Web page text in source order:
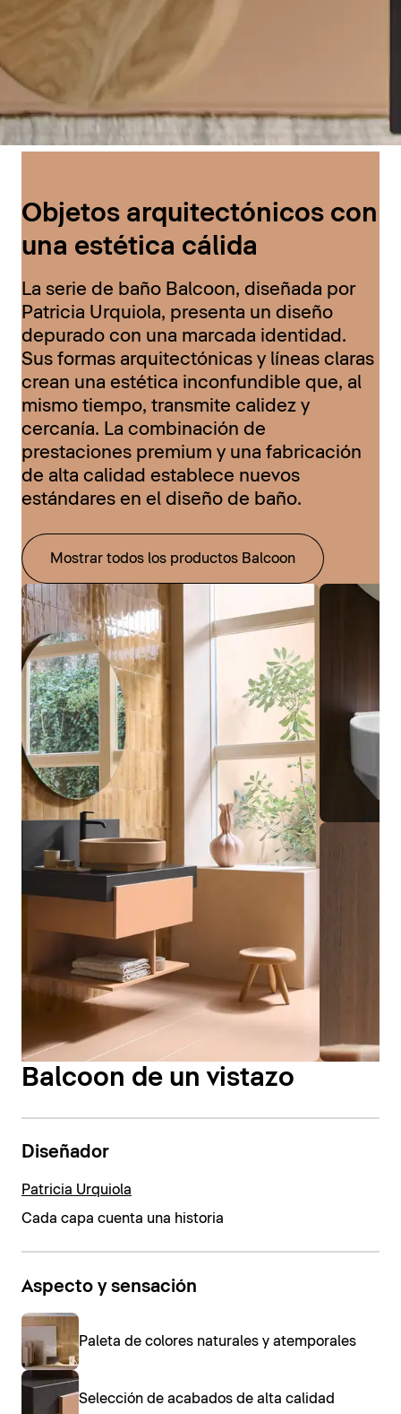
Objetos arquitectónicos con
una estética cálida
La serie de baño Balcoon, diseñada por
Patricia Urquiola, presenta un diseño
depurado con una marcada identidad.
Sus formas arquitectónicas y líneas claras
crean una estética inconfundible que, al
mismo tiempo, transmite calidez y
cercanía. La combinación de
prestaciones premium y una fabricación
de alta calidad establece nuevos
estándares en el diseño de baño.
Mostrar todos los productos Balcoon
Balcoon de un vistazo
Diseñador
Patricia Urquiola
Cada capa cuenta una historia
Aspecto y sensación
Paleta de colores naturales y atemporales
Selección de acabados de alta calidad